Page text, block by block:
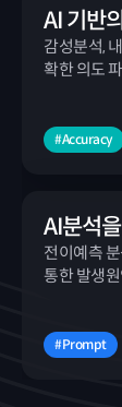
AI 기반
감성분석,
확한 의도
#Accuracy
AI분석
전이예측
통한 발생
#Prompt